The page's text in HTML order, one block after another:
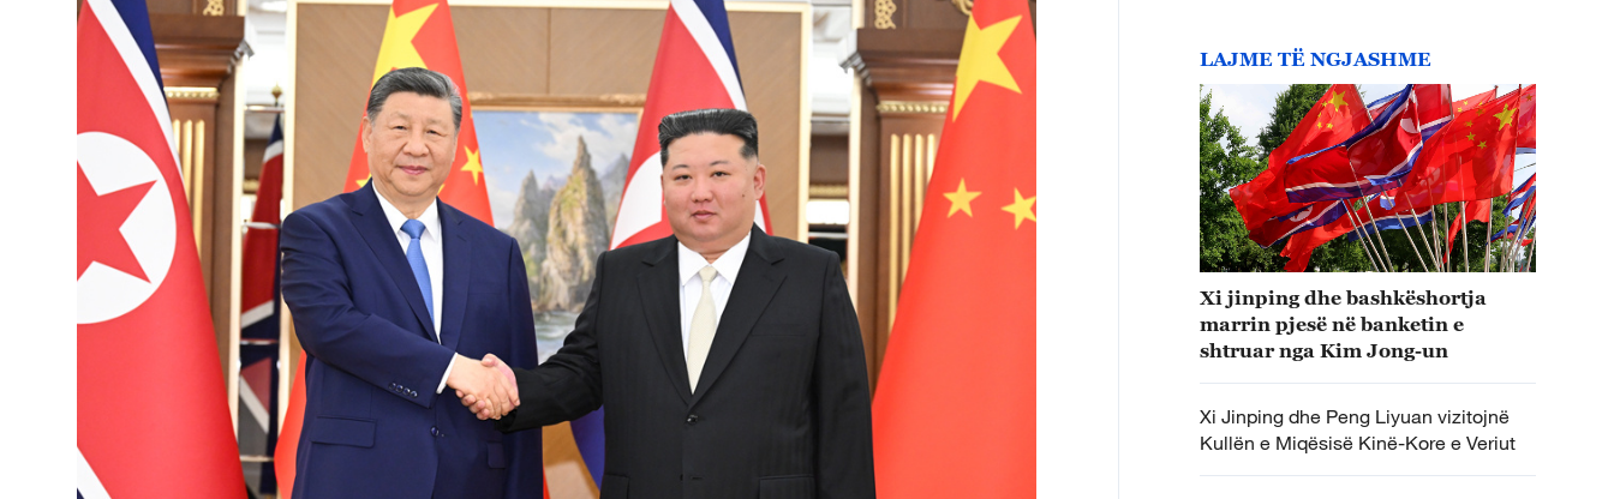
LAJME TË NGJASHME
Xi jinping dhe bashkëshortja
marrin pjesë në banketin e
shtruar nga Kim Jong-un
Xi Jinping dhe Peng Liyuan vizitojnë
Kullën e Miqësisë Kinë-Kore e Veriut